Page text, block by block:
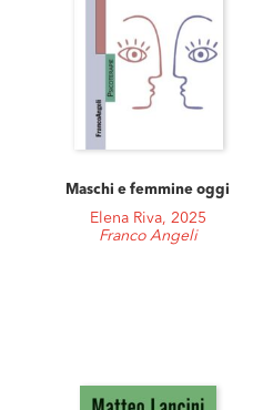
Maschi e femmine oggi
Elena Riva, 2025
Franco Angeli